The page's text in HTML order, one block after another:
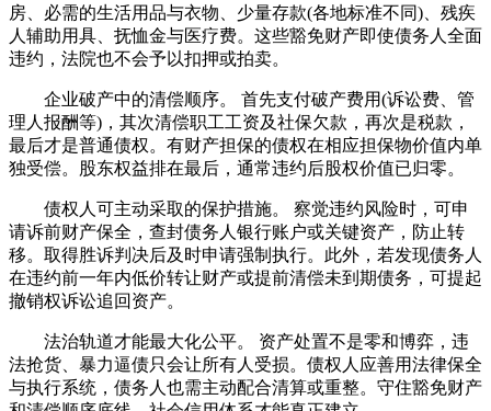
房、必需的生活用品与衣物、少量存款(各地标准不同)、残疾
人辅助用具、抚恤金与医疗费。这些豁免财产即使债务人全面
违约，法院也不会予以扣押或拍卖。
企业破产中的清偿顺序。 首先支付破产费用(诉讼费、管
理人报酬等)，其次清偿职工工资及社保欠款，再次是税款，
最后才是普通债权。有财产担保的债权在相应担保物价值内单
独受偿。股东权益排在最后，通常违约后股权价值已归零。
债权人可主动采取的保护措施。 察觉违约风险时，可申
请诉前财产保全，查封债务人银行账户或关键资产，防止转
移。取得胜诉判决后及时申请强制执行。此外，若发现债务人
在违约前一年内低价转让财产或提前清偿未到期债务，可提起
撤销权诉讼追回资产。
法治轨道才能最大化公平。 资产处置不是零和博弈，违
法抢货、暴力逼债只会让所有人受损。债权人应善用法律保全
与执行系统，债务人也需主动配合清算或重整。守住豁免财产